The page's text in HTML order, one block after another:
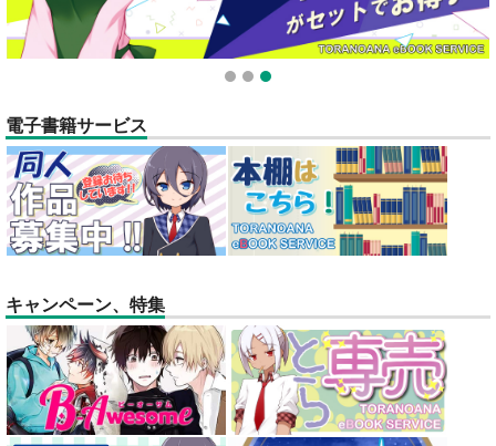
1 2 3
電子書籍サービス
キャンペーン、特集